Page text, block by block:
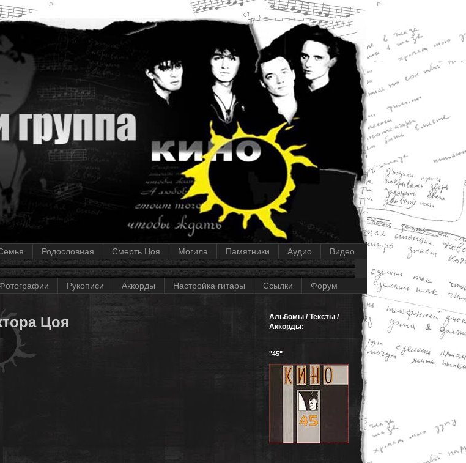
Родословная Смерть Цоя Могила Памятники Аудио Видео
Фотографии Рукописи Аккорды Настройка гитары Ссылки Форум
Цоя
Альбомы / Тексты /
Аккорды:
"45"